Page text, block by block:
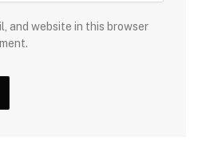
and website in this browser